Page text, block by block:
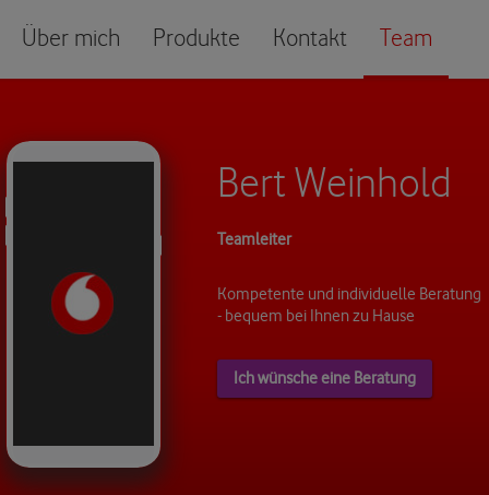
Über mich Produkte Kontakt Team
Bert Weinhold
Teamleiter
Kompetente und individuelle Beratung
- bequem bei Ihnen zu Hause
Ich wünsche eine Beratung